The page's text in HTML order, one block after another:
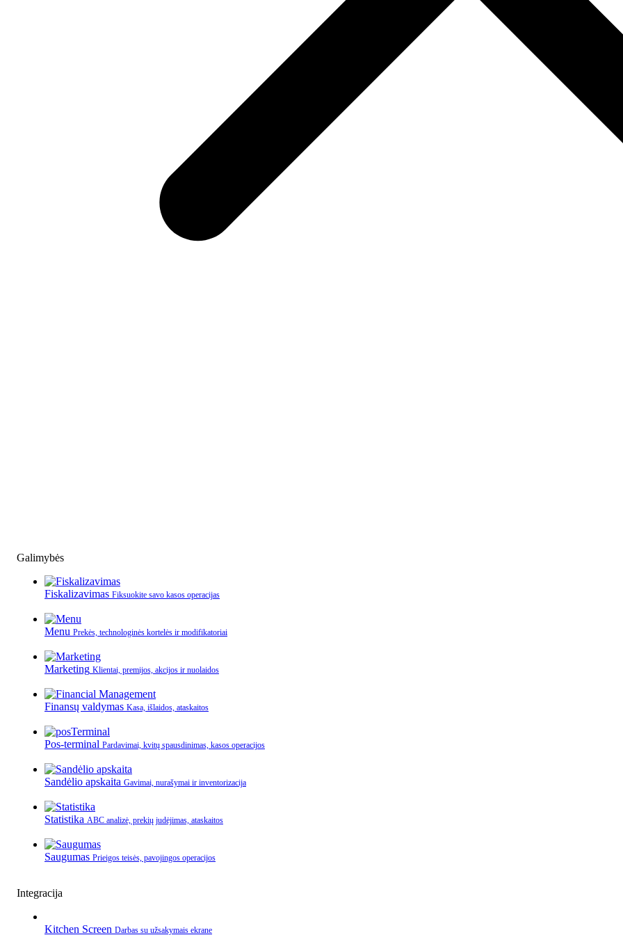
Galimybės
Fiskalizavimas Fiksuokite savo kasos operacijas
Menu Prekės, technologinės kortelės ir modifikatoriai
Marketing Klientai, premijos, akcijos ir nuolaidos
Finansų valdymas Kasa, išlaidos, ataskaitos
Pos-terminal Pardavimai, kvitų spausdinimas, kasos operacijos
Sandėlio apskaita Gavimai, nurašymai ir inventorizacija
Statistika ABC analizė, prekių judėjimas, ataskaitos
Saugumas Prieigos teisės, pavojingos operacijos
Integracija
Kitchen Screen Darbas su užsakymais ekrane